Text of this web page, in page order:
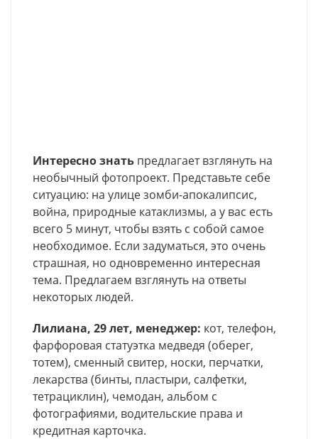
Интересно знать предлагает взглянуть на
необычный фотопроект. Представьте себе
ситуацию: на улице зомби-апокалипсис,
война, природные катаклизмы, а у вас есть
всего 5 минут, чтобы взять с собой самое
необходимое. Если задуматься, это очень
страшная, но одновременно интересная
тема. Предлагаем взглянуть на ответы
некоторых людей.
Лилиана, 29 лет, менеджер: кот, телефон,
фарфоровая статуэтка медведя (оберег,
тотем), сменный свитер, носки, перчатки,
лекарства (бинты, пластыри, салфетки,
тетрациклин), чемодан, альбом с
фотографиями, водительские права и
кредитная карточка.